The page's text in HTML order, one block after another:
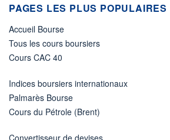
PAGES LES PLUS POPULAIRES
Accueil Bourse
Tous les cours boursiers
Cours CAC 40
Indices boursiers internationaux
Palmarès Bourse
Cours du Pétrole (Brent)
Convertisseur de devises